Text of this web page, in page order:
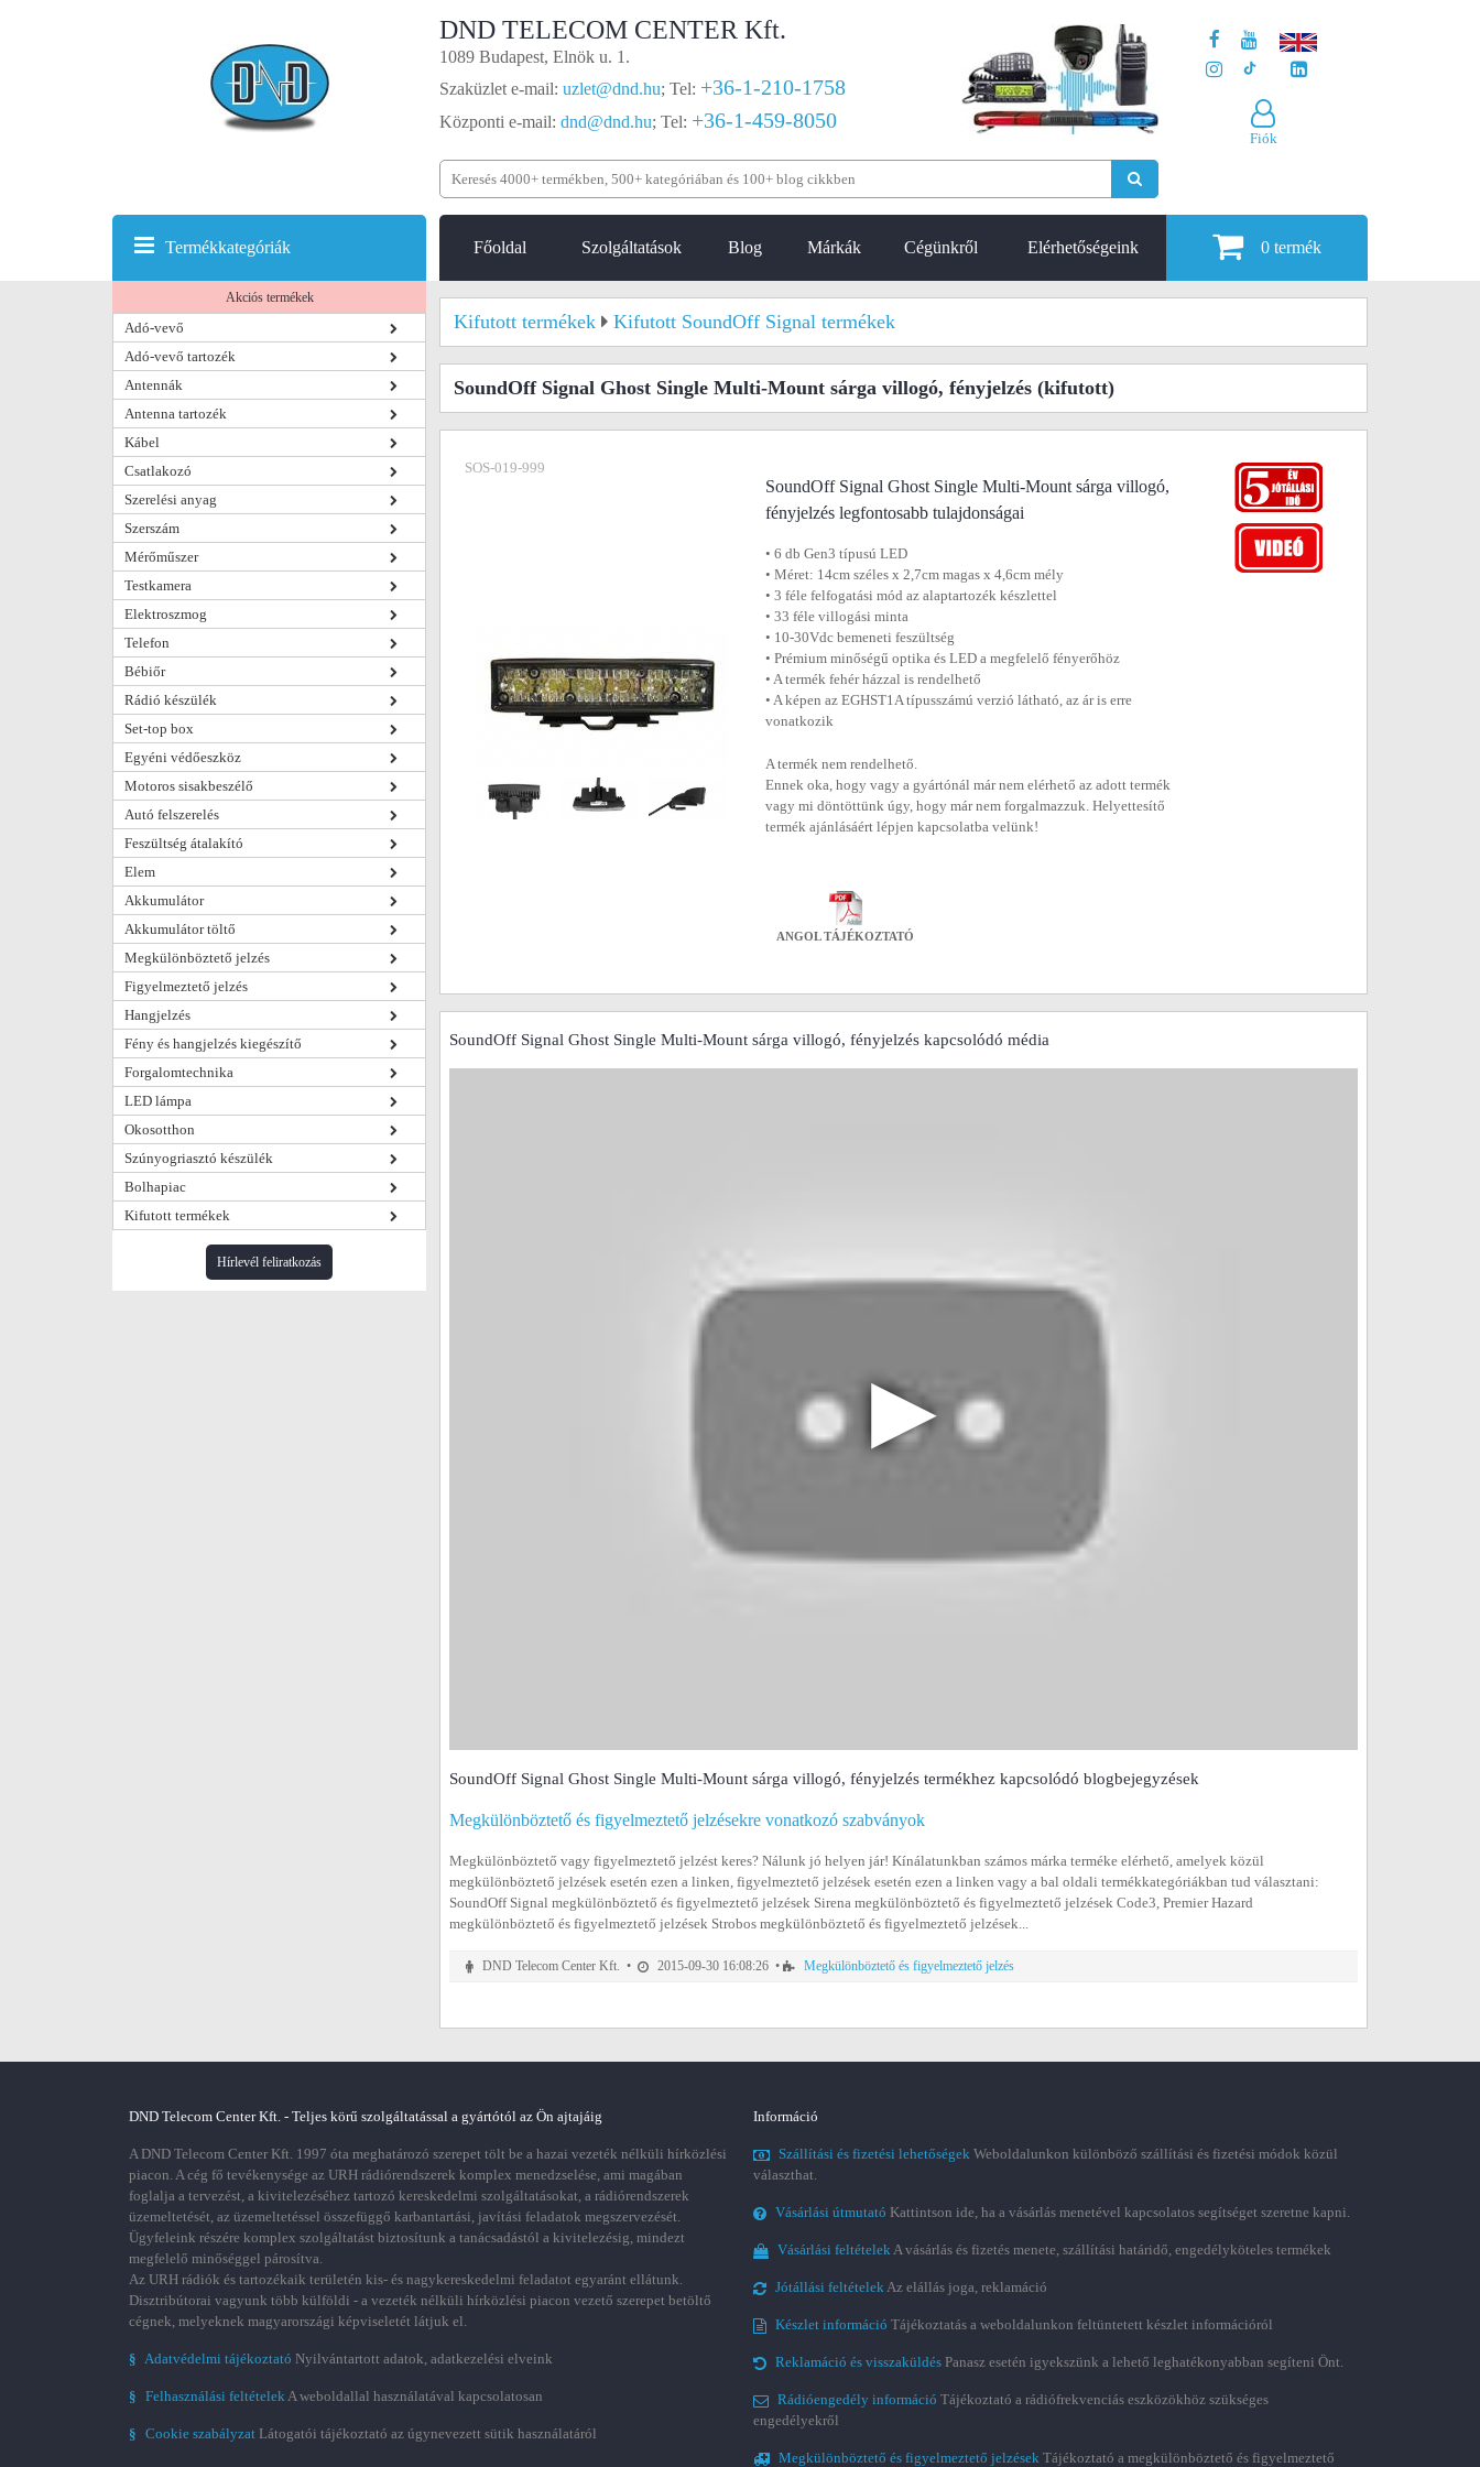
DND TELECOM CENTER Kft.
1089 Budapest, Elnök u. 1.
Szaküzlet e-mail: uzlet@dnd.hu; Tel: +36-1-210-1758
Központi e-mail: dnd@dnd.hu; Tel: +36-1-459-8050
Fiók
Főoldal Szolgáltatások Blog Márkák Cégünkről Elérhetőségeink 0 termék
Termékkategóriák
Akciós termékek
Adó-vevő
Adó-vevő tartozék
Antennák
Antenna tartozék
Kábel
Csatlakozó
Szerelési anyag
Szerszám
Mérőműszer
Testkamera
Elektroszmog
Telefon
Bébiőr
Rádió készülék
Set-top box
Egyéni védőeszköz
Motoros sisakbeszélő
Autó felszerelés
Feszültség átalakító
Elem
Akkumulátor
Akkumulátor töltő
Megkülönböztető jelzés
Figyelmeztető jelzés
Hangjelzés
Fény és hangjelzés kiegészítő
Forgalomtechnika
LED lámpa
Okosotthon
Szúnyogriasztó készülék
Bolhapiac
Kifutott termékek
Hírlevél feliratkozás
Kifutott termékek Kifutott SoundOff Signal termékek
SoundOff Signal Ghost Single Multi-Mount sárga villogó, fényjelzés (kifutott)
SOS-019-999
SoundOff Signal Ghost Single Multi-Mount sárga villogó,
fényjelzés legfontosabb tulajdonságai
• 6 db Gen3 típusú LED
• Méret: 14cm széles x 2,7cm magas x 4,6cm mély
• 3 féle felfogatási mód az alaptartozék készlettel
• 33 féle villogási minta
• 10-30Vdc bemeneti feszültség
• Prémium minőségű optika és LED a megfelelő fényerőhöz
• A termék fehér házzal is rendelhető
• A képen az EGHST1A típusszámú verzió látható, az ár is erre
vonatkozik
A termék nem rendelhető.
Ennek oka, hogy vagy a gyártónál már nem elérhető az adott termék
vagy mi döntöttünk úgy, hogy már nem forgalmazzuk. Helyettesítő
termék ajánlásáért lépjen kapcsolatba velünk!
ANGOL TÁJÉKOZTATÓ
SoundOff Signal Ghost Single Multi-Mount sárga villogó, fényjelzés kapcsolódó média
▶
SoundOff Signal Ghost Single Multi-Mount sárga villogó, fényjelzés termékhez kapcsolódó blogbejegyzések
Megkülönböztető és figyelmeztető jelzésekre vonatkozó szabványok
Megkülönböztető vagy figyelmeztető jelzést keres? Nálunk jó helyen jár! Kínálatunkban számos márka terméke elérhető, amelyek közül
megkülönböztető jelzések esetén ezen a linken, figyelmeztető jelzések esetén ezen a linken vagy a bal oldali termékkategóriákban tud választani:
SoundOff Signal megkülönböztető és figyelmeztető jelzések Sirena megkülönböztető és figyelmeztető jelzések Code3, Premier Hazard
megkülönböztető és figyelmeztető jelzések Strobos megkülönböztető és figyelmeztető jelzések...
DND Telecom Center Kft. • 2015-09-30 16:08:26 • Megkülönböztető és figyelmeztető jelzés
DND Telecom Center Kft. - Teljes körű szolgáltatással a gyártótól az Ön ajtajáig
A DND Telecom Center Kft. 1997 óta meghatározó szerepet tölt be a hazai vezeték nélküli hírközlési
piacon. A cég fő tevékenysége az URH rádiórendszerek komplex menedzselése, ami magában
foglalja a tervezést, a kivitelezéséhez tartozó kereskedelmi szolgáltatásokat, a rádiórendszerek
üzemeltetését, az üzemeltetéssel összefüggő karbantartási, javítási feladatok megszervezését.
Ügyfeleink részére komplex szolgáltatást biztosítunk a tanácsadástól a kivitelezésig, mindezt
megfelelő minőséggel párosítva.
Az URH rádiók és tartozékaik területén kis- és nagykereskedelmi feladatot egyaránt ellátunk.
Disztribútorai vagyunk több külföldi - a vezeték nélküli hírközlési piacon vezető szerepet betöltő
cégnek, melyeknek magyarországi képviseletét látjuk el.
§ Adatvédelmi tájékoztató Nyilvántartott adatok, adatkezelési elveink
§ Felhasználási feltételek A weboldallal használatával kapcsolatosan
§ Cookie szabályzat Látogatói tájékoztató az úgynevezett sütik használatáról
Információ
Szállítási és fizetési lehetőségek Weboldalunkon különböző szállítási és fizetési módok közül
választhat.
Vásárlási útmutató Kattintson ide, ha a vásárlás menetével kapcsolatos segítséget szeretne kapni.
Vásárlási feltételek A vásárlás és fizetés menete, szállítási határidő, engedélyköteles termékek
Jótállási feltételek Az elállás joga, reklamáció
Készlet információ Tájékoztatás a weboldalunkon feltüntetett készlet információról
Reklamáció és visszaküldés Panasz esetén igyekszünk a lehető leghatékonyabban segíteni Önt.
Rádióengedély információ Tájékoztató a rádiófrekvenciás eszközökhöz szükséges
engedélyekről
Megkülönböztető és figyelmeztető jelzések Tájékoztató a megkülönböztető és figyelmeztető